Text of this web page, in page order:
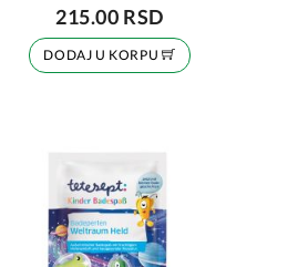
215.00 RSD
DODAJ U KORPU